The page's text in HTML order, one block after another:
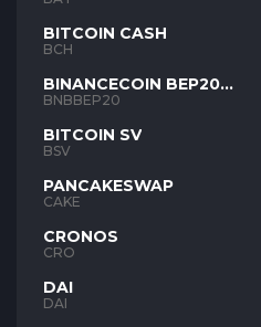
BITCOIN CASH
BCH
BINANCECOIN BEP20
BNB
BNBBEP20
BITCOIN SV
BSV
PANCAKESWAP
CAKE
CRONOS
CRO
DAI
DAI